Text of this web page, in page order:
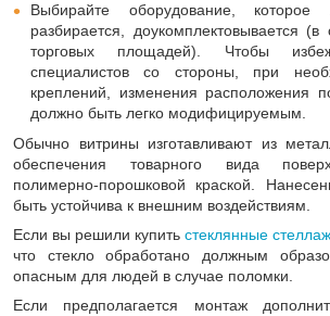
Выбирайте оборудование, которое
разбирается, доукомплектовывается
торговых площадей). Чтобы
специалистов со стороны, при
креплений, изменения расположения
должно быть легко модифицируемым.
Обычно витрины изготавливают из
обеспечения товарного вида
полимерно-порошковой краской.
быть устойчива к внешним воздействиям.
Если вы решили купить стеклянные
что стекло обработано должным
опасным для людей в случае поломки.
Если предполагается монтаж